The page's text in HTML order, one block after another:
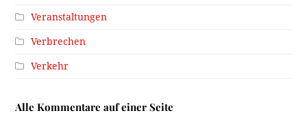
Veranstaltungen
Verbrechen
Verkehr
Alle Kommentare auf einer Seite